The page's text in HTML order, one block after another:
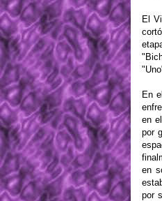
El
En
en
por
en
por